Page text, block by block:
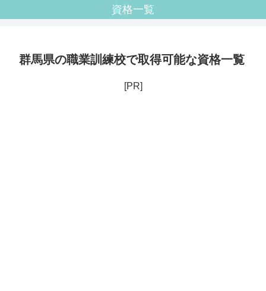
資格一覧
群馬県の職業訓練校で取得可能な資格一覧
[PR]